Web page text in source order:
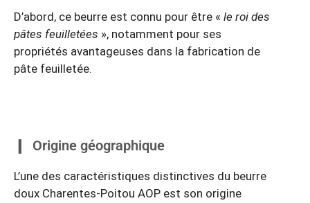
D’abord, ce beurre est connu pour être « le roi des
pâtes feuilletées », notamment pour ses
propriétés avantageuses dans la fabrication de
pâte feuilletée.
Origine géographique
L’une des caractéristiques distinctives du beurre
doux Charentes-Poitou AOP est son origine